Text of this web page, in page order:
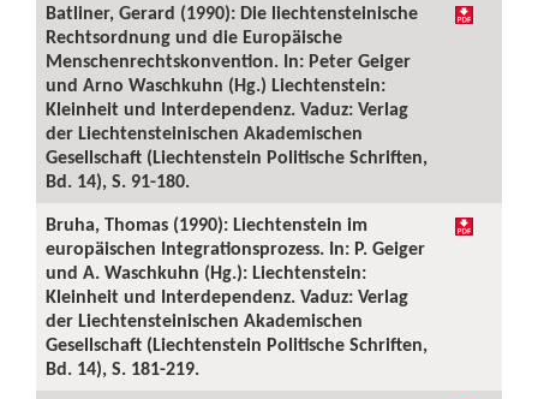
Batliner, Gerard (1990): Die liechtensteinische
Rechtsordnung und die Europäische
Menschenrechtskonvention. In: Peter Geiger
und Arno Waschkuhn (Hg.) Liechtenstein:
Kleinheit und Interdependenz. Vaduz: Verlag
der Liechtensteinischen Akademischen
Gesellschaft (Liechtenstein Politische Schriften,
Bd. 14), S. 91-180.
Bruha, Thomas (1990): Liechtenstein im
europäischen Integrationsprozess. In: P. Geiger
und A. Waschkuhn (Hg.): Liechtenstein:
Kleinheit und Interdependenz. Vaduz: Verlag
der Liechtensteinischen Akademischen
Gesellschaft (Liechtenstein Politische Schriften,
Bd. 14), S. 181-219.